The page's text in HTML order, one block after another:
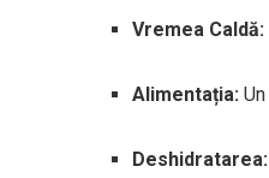
Vremea Caldă:
Alimentația:
Deshidratarea: